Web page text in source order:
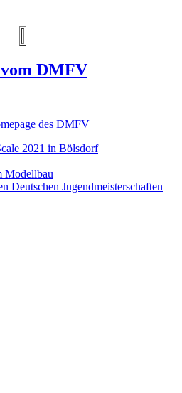
DMFV
des DMFV
2021 in Bölsdorf
Modellbau
Deutschen Jugendmeisterschaften